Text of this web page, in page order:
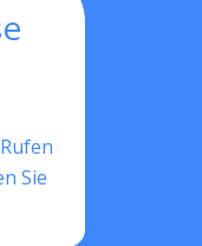
Sie